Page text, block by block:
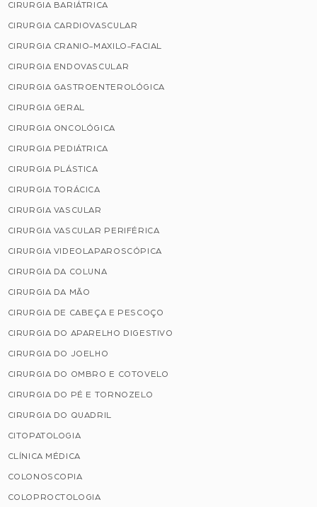
CIRURGIA BARIÁTRICA
CIRURGIA CARDIOVASCULAR
CIRURGIA CRANIO-MAXILO-FACIAL
CIRURGIA ENDOVASCULAR
CIRURGIA GASTROENTEROLÓGICA
CIRURGIA GERAL
CIRURGIA ONCOLÓGICA
CIRURGIA PEDIÁTRICA
CIRURGIA PLÁSTICA
CIRURGIA TORÁCICA
CIRURGIA VASCULAR
CIRURGIA VASCULAR PERIFÉRICA
CIRURGIA VIDEOLAPAROSCÓPICA
CIRURGIA DA COLUNA
CIRURGIA DA MÃO
CIRURGIA DE CABEÇA E PESCOÇO
CIRURGIA DO APARELHO DIGESTIVO
CIRURGIA DO JOELHO
CIRURGIA DO OMBRO E COTOVELO
CIRURGIA DO PÉ E TORNOZELO
CIRURGIA DO QUADRIL
CITOPATOLOGIA
CLÍNICA MÉDICA
COLONOSCOPIA
COLOPROCTOLOGIA